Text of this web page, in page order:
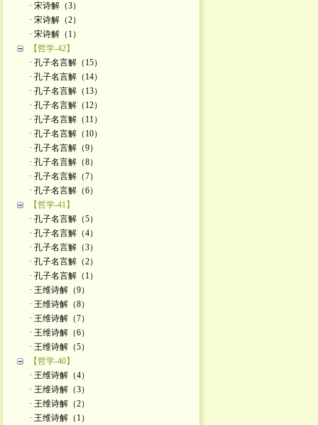
· 宋诗解（3）
· 宋诗解（2）
· ​宋诗解（1）
【哲学-42】
· 孔子名言解（15）
· 孔子名言解（14）
· 孔子名言解（13）
· 孔子名言解（12）
· 孔子名言解（11）
· 孔子名言解（10）
· 孔子名言解（9）
· 孔子名言解（8）
· 孔子名言解（7）
· 孔子名言解（6）
【哲学-41】
· 孔子名言解（5）
· 孔子名言解（4）
· 孔子名言解（3）
· 孔子名言解（2）
· 孔子名言解（1）
· 王维诗解（9）
· 王维诗解（8）
· 王维诗解（7）
· 王维诗解（6）
· 王维诗解（5）
【哲学-40】
· 王维诗解（4）
· 王维诗解（3）
· 王维诗解（2）
· 王维诗解（1）